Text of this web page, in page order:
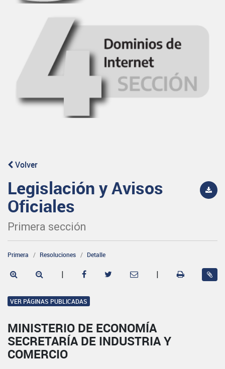
Volver
Legislación y Avisos
Oficiales
Primera sección
Primera Resoluciones Detalle
| |
VER PÁGINAS PUBLICADAS
MINISTERIO DE ECONOMÍA
SECRETARÍA DE INDUSTRIA Y
COMERCIO